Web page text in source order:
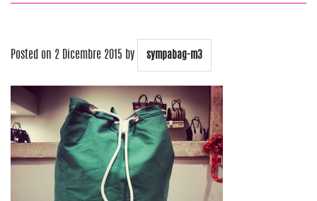
Posted on 2 Dicembre 2015 by sympabag-m3